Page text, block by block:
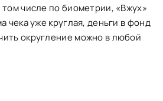
числе по биометрии, «Вжух»
чека уже круглая, деньги в фонд
округление можно в любой